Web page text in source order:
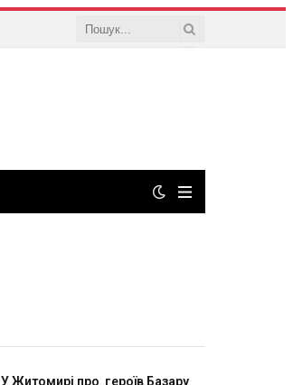
У Житомирі про героїв Базару